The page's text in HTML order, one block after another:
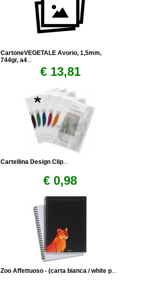
CartoneVEGETALE Avorio, 1,5mm,
744gr, a4...
€ 13,81
Cartellina Design Clip...
€ 0,98
Zoo Affettuoso - (carta bianca / white p...